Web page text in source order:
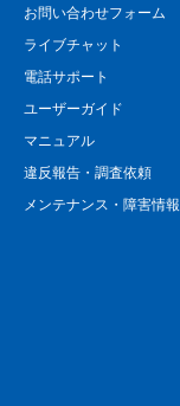
お問い合わせフォーム
ライブチャット
電話サポート
ユーザーガイド
マニュアル
違反報告・調査依頼
メンテナンス・障害情報